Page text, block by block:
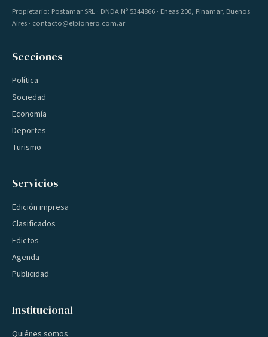
Propietario: Postamar SRL · DNDA Nº 5344866 · Eneas 200, Pinamar, Buenos
Aires · contacto@elpionero.com.ar
Secciones
Política
Sociedad
Economía
Deportes
Turismo
Servicios
Edición impresa
Clasificados
Edictos
Agenda
Publicidad
Institucional
Quiénes somos